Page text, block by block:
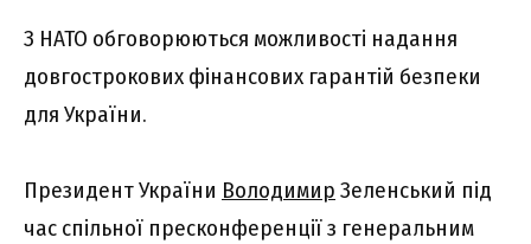
З НАТО обговорюються можливості надання
довгострокових фінансових гарантій безпеки
для України.
Президент України Володимир Зеленський під
час спільної пресконференції з генеральним